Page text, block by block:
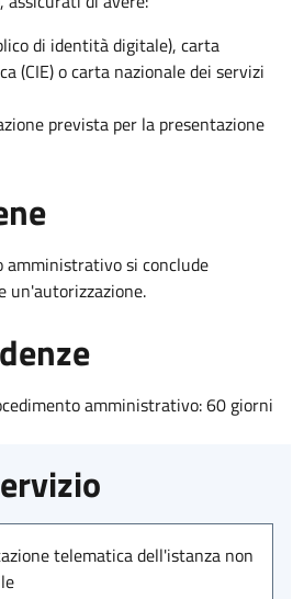
di identità digitale), carta
(CIE) o carta nazionale dei servizi
prevista per la presentazione
amministrativo si conclude
un'autorizzazione.
amministrativo: 60 giorni
telematica dell'istanza non